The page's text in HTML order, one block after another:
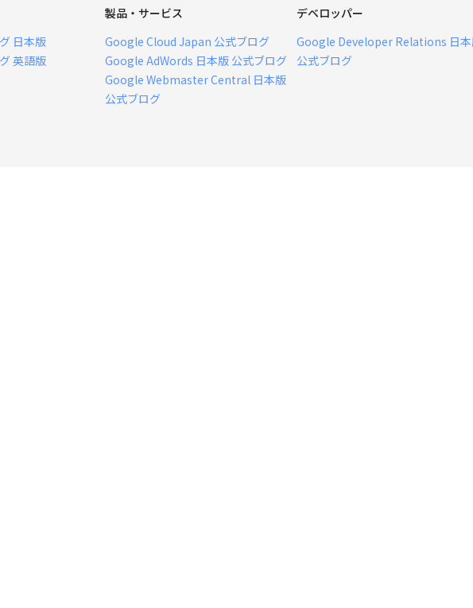
日本版
英語版
製品・サービス
Google Cloud Japan 公式ブログ
Google AdWords 日本版 公式ブログ
Google Webmaster Central 日本版
公式ブログ
デベロッパー
Google Developer Relations 日
公式ブログ